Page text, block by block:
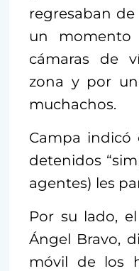
regresaban
un
cámaras de
zona y por
muchachos.
Campa indicó
detenidos
agentes) les
Por su lado,
Ángel Bravo,
móvil de los